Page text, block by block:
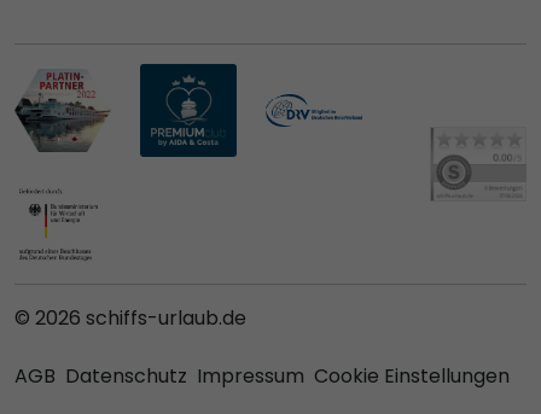
© 2026 schiffs-urlaub.de
AGB Datenschutz Impressum Cookie Einstellungen